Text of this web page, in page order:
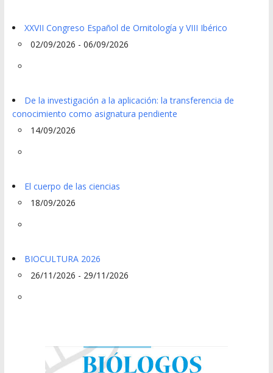
XXVII Congreso Español de Ornitología y VIII Ibérico
02/09/2026 - 06/09/2026
De la investigación a la aplicación: la transferencia de
conocimiento como asignatura pendiente
14/09/2026
El cuerpo de las ciencias
18/09/2026
BIOCULTURA 2026
26/11/2026 - 29/11/2026